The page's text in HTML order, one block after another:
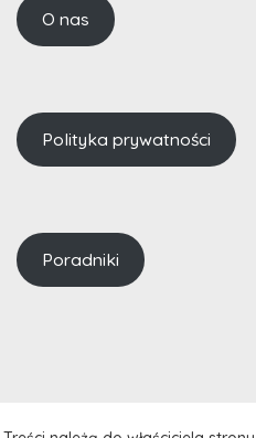
O nas
Polityka prywatności
Poradniki